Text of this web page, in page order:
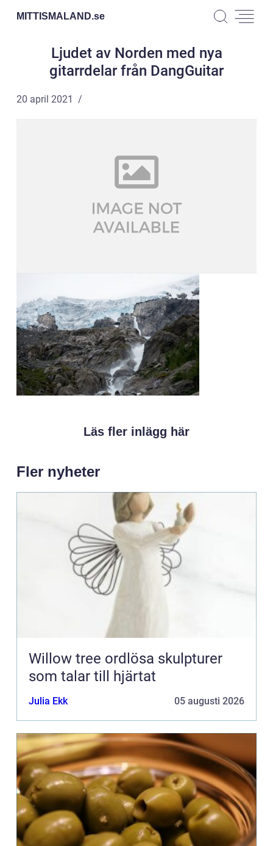
MITTISMALAND.se
Ljudet av Norden med nya
gitarrdelar från DangGuitar
20 april 2021
Läs fler inlägg här
Fler nyheter
Willow tree ordlösa skulpturer
som talar till hjärtat
Julia Ekk 05 augusti 2026